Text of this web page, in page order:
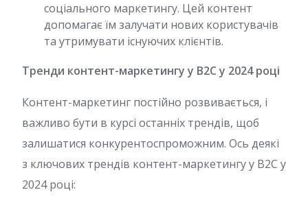
соціального маркетингу. Цей контент
допомагає їм залучати нових користувачів
та утримувати існуючих клієнтів.
Тренди контент-маркетингу у B2C у 2024 році
Контент-маркетинг постійно розвивається, і
важливо бути в курсі останніх трендів, щоб
залишатися конкурентоспроможним. Ось деякі
з ключових трендів контент-маркетингу у B2C у
2024 році: